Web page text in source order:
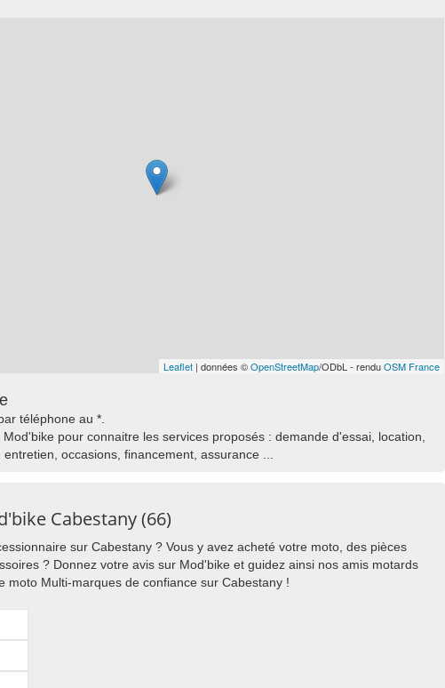
Leaflet | données ©OpenStreetMap/ODbL - renduOSM France
téléphone au *.
pour connaitre les services proposés : demande d'essai, location,
occasions, financement, assurance ...
Cabestany (66)
sur Cabestany ? Vous y avez acheté votre moto, des pièces
? Donnez votre avis sur Mod'bike et guidez ainsi nos amis motards
moto Multi-marques de confiance sur Cabestany !